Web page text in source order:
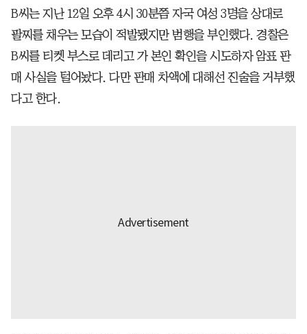
B씨는 지난 12일 오후 4시 30분쯤 자국 여성 3명을 상대로
팔찌를 채우는 모습이 적발됐지만 범행을 부인했다. 경찰은
B씨를 티켓 부스로 데리고 가 본인 확인을 시도하자 암표 판
매 사실을 털어놨다. 다만 판매 차액에 대해선 진술을 거부했
다고 한다.